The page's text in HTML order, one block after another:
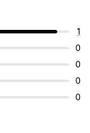
1
0
0
0
0